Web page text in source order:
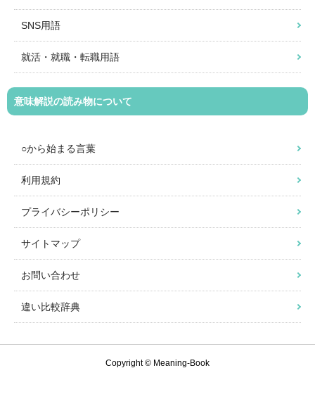
SNS用語
就活・就職・転職用語
意味解説の読み物について
○から始まる言葉
利用規約
プライバシーポリシー
サイトマップ
お問い合わせ
違い比較辞典
Copyright © Meaning-Book